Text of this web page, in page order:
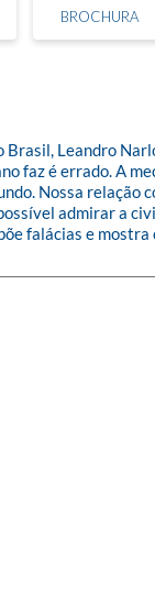
BROCHURA
Leandro
faz é errado. A
Nossa relação
admirar a
falácias e